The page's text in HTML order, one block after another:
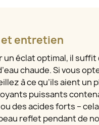
entretien
un éclat optimal, il suffit
chaude. Si vous
à ce qu’ils aient un
puissants
ou des acides forts –
reflet pendant de